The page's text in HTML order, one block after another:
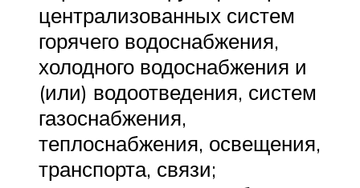
централизованных систем
горячего водоснабжения,
холодного водоснабжения и
(или) водоотведения, систем
газоснабжения,
теплоснабжения, освещения,
транспорта, связи;